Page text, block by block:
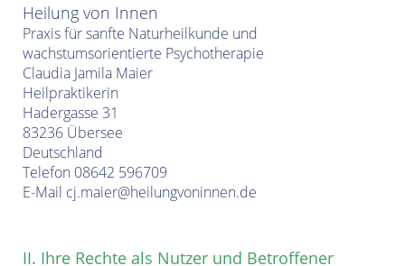
Heilung von Innen
Praxis für sanfte Naturheilkunde und
wachstumsorientierte Psychotherapie
Claudia Jamila Maier
Heilpraktikerin
Hadergasse 31
83236 Übersee
Deutschland
Telefon 08642 596709
E-Mail cj.maier@heilungvoninnen.de
II. Ihre Rechte als Nutzer und Betroffener